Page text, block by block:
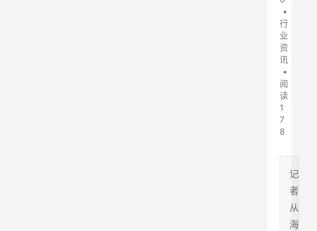
•
行
业
资
讯
•
阅
读
1
7
8
记
者
从
海